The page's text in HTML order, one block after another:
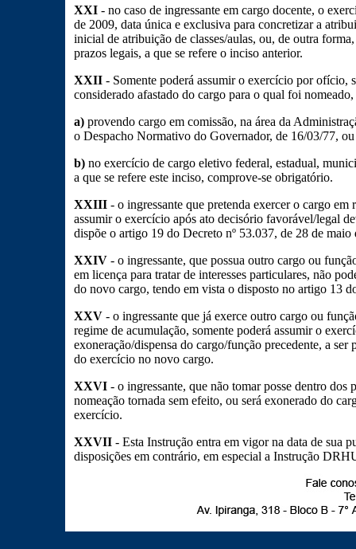
XXI - no caso de ingressante em cargo docente, o
de 2009, data única e exclusiva para concretizar a
inicial de atribuição de classes/aulas, ou, de outra
prazos legais, a que se refere o inciso anterior.
XXII - Somente poderá assumir o exercício por ofício,
considerado afastado do cargo para o qual foi
a)provendo cargo em comissão, na área da
o Despacho Normativo do Governador, de 16/03/77, ou
b)no exercício de cargo eletivo federal, estadual,
a que se refere este inciso, comprove-se obrigatório.
XXIII - o ingressante que pretenda exercer o cargo em
assumir o exercício após ato decisório favorável/legal
dispõe o artigo 19 do Decreto nº 53.037, de 28 de maio
XXIV- o ingressante, que possua outro cargo ou
em licença para tratar de interesses particulares, não
do novo cargo, tendo em vista o disposto no artigo 13
XXV - o ingressante que já exerce outro cargo ou
regime de acumulação, somente poderá assumir o
exoneração/dispensa do cargo/função precedente, a
do exercício no novo cargo.
XXVI- o ingressante, que não tomar posse dentro dos
nomeação tornada sem efeito, ou será exonerado do
exercício.
XXVII- Esta Instrução entra em vigor na data de sua
disposições em contrário, em especial a Instrução